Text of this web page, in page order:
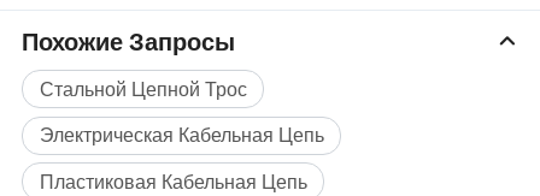
Похожие Запросы
Стальной Цепной Трос
Электрическая Кабельная Цепь
Пластиковая Кабельная Цепь